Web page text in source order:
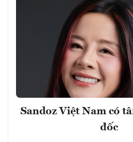
Sandoz Việt Nam có
đốc